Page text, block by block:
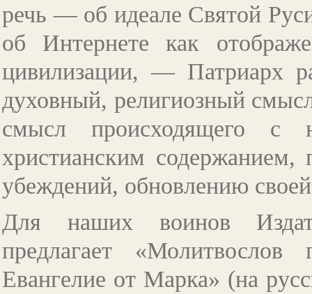
речь — об идеале Святой
об Интернете как
цивилизации, — Патриарх
духовный, религиозный
смысл происходящего
христианским
убеждений, обновлению
Для наших воинов
предлагает
Евангелие от Марка» (на